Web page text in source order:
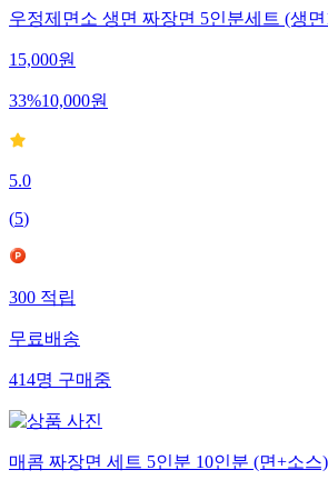
우정제면소 생면 짜장면 5인분세트 (생
15,000원
33%10,000원
5.0
(5)
300 적립
무료배송
414명 구매중
매콤 짜장면 세트 5인분 10인분 (면+소스)